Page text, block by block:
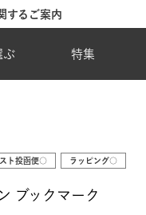
するご案内
ぶ 特集
ト投函便○ ラッピング○
ブックマーク